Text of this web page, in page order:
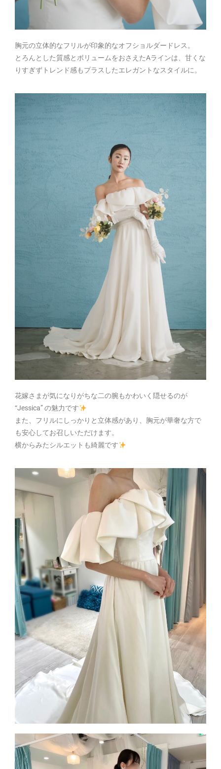
胸元の立体的なフリルが印象的なオフショルダードレス。
とろんとした質感とボリュームをおさえたAラインは、甘くな
りすぎずトレンド感もプラスしたエレガントなスタイルに。
花嫁さまが気になりがちな二の腕もかわいく隠せるのが
“Jessica” の魅力です
また、フリルにしっかりと立体感があり、胸元が華奢な方で
も安心してお召しいただけます。
横からみたシルエットも綺麗です